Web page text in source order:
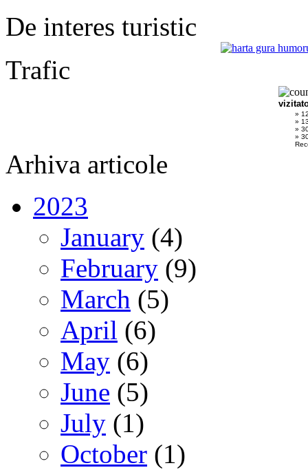
De interes turistic
Trafic
»
»
»
»
Arhiva articole
2023
January (4)
February (9)
March (5)
April (6)
May (6)
June (5)
July (1)
October (1)